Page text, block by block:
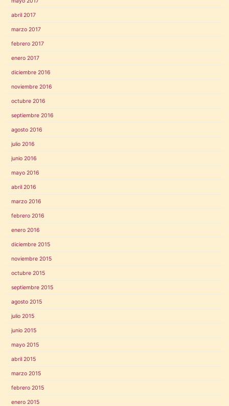
abril 2017
marzo 2017
febrero 2017
enero 2017
diciembre 2016
noviembre 2016
octubre 2016
septiembre 2016
agosto 2016
julio 2016
junio 2016
mayo 2016
abril 2016
marzo 2016
febrero 2016
enero 2016
diciembre 2015
noviembre 2015
octubre 2015
septiembre 2015
agosto 2015
julio 2015
junio 2015
mayo 2015
abril 2015
marzo 2015
febrero 2015
enero 2015